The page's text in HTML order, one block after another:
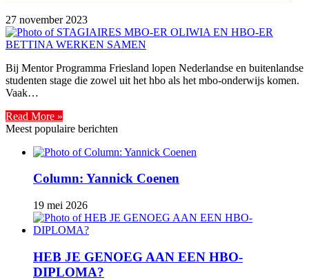
27 november 2023
Bij Mentor Programma Friesland lopen Nederlandse en buitenlandse
studenten stage die zowel uit het hbo als het mbo-onderwijs komen.
Vaak…
Read More »
Meest populaire berichten
Column: Yannick Coenen
19 mei 2026
HEB JE GENOEG AAN EEN HBO-
DIPLOMA?